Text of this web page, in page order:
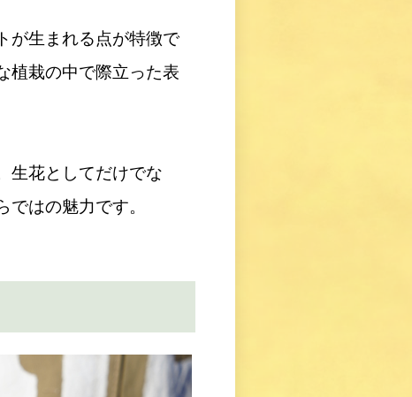
が生まれる点が特徴で
植栽の中で際立った表
生花としてだけでな
はの魅力です。